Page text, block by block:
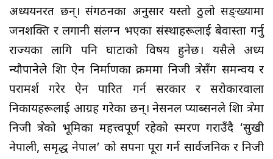
अध्ययनरत छन्। संगठनका अनुसार यस्तो ठुलो सङ्ख्यामा
जनशक्ति र लगानी संलग्न भएका संस्थाहरूलाई बेवास्ता गर्नु
राज्यका लागि पनि घाटाको विषय हुनेछ। यसैले अध्यक्ष
न्यौपानेले शिक्षा ऐन निर्माणका क्रममा निजी क्षेत्रसँग समन्वय र
परामर्श गरेर ऐन पारित गर्न सरकार र सरोकारवाला
निकायहरूलाई आग्रह गरेका छन्। नेसनल प्याब्सनले शिक्षा क्षेत्रमा
निजी क्षेत्रको भूमिका महत्त्वपूर्ण रहेको स्मरण गराउँदै ‘सुखी
नेपाली, समृद्ध नेपाल’ को सपना पूरा गर्न सार्वजनिक र निजी